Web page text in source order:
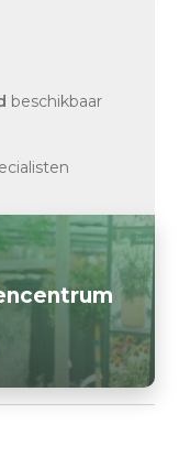
beschikbaar